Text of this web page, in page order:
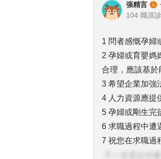
張精言
104 職涯
1 問者感慨孕婦
2 孕婦或育嬰媽
合理，應該基於
3 希望企業加強
4 人力資源應提
5 孕婦或剛生完
6 求職過程中遭
7 祝您在求職過